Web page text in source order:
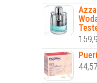
44,57